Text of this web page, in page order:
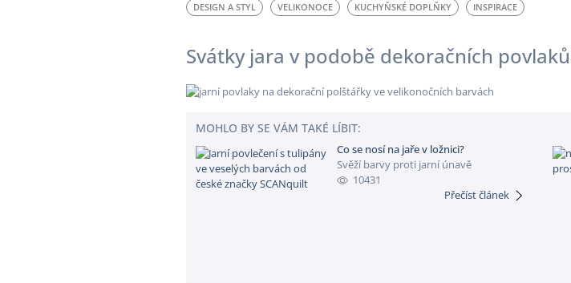
Inspirace
Jersey
DESIGN A STYL VELIKONOCE KUCHYŇSKÉ DOPLŇKY INSPIRACE
Svátky jara v podobě dekoračních
MOHLO BY SE VÁM TAKÉ LÍBIT:
Co se nosí na jaře v ložnici?
Svěží barvy proti jarní únavě
10431
Přečíst článek